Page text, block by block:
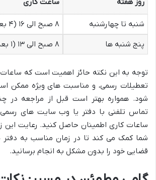
روز هفته ساعت کاری
شنبه تا چهارشنبه
۸ صبح الی ۱۶ (۴ بعدازظهر)
پنج شنبه ها
۸ صبح الی ۱۳ (۱ بعدازظهر)
توجه به این نکته حائز اهمیت است که
تعطیلات رسمی، و مناسبت های ویژه ممکن
شود. همواره بهتر است قبل از مراجعه در
تماس تلفنی با دفتر یا وب سایت های
ساعات کاری اطمینان حاصل کنید. رعایت این
شما کمک می کند تا در زمان مناسب به دفتر
قضایی خود را بدون مشکل به انجام برسانید.